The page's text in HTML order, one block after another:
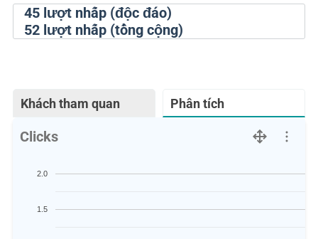
45lượt nhấp (độc đáo)
52lượt nhấp (tổng cộng)
Khách tham quan Phân tích
Clicks
1.5
2.0